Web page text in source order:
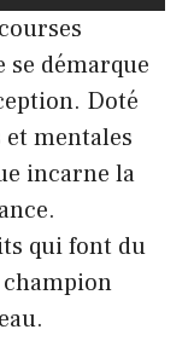
se démarque
Doté
mentales
incarne la
qui font du